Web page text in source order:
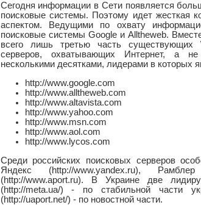
Сегодня информации в Сети появляется
поисковые системы. Поэтому идет жесткая
аспектом. Ведущими по охвату
поисковые системы Google и Alltheweb.
всего лишь третью часть существующих
серверов, охватывающих Интернет, а
несколькими десятками, лидерами в которых
http://www.google.com
http://www.alltheweb.com
http://www.altavista.com
http://www.yahoo.com
http://www.msn.com
http://www.aol.com
http://www.lycos.com
Среди российских поисковых серверов
Яндекс (http://www.yandex.ru),
(http://www.aport.ru). В Украине две
(http://meta.ua/) - по стабильной части
(http://uaport.net/) - по новостной части.